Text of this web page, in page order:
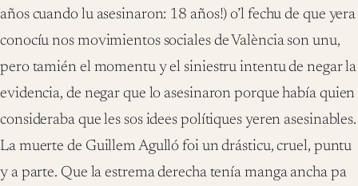
años cuando lu asesinaron: 18 años!) o’l fechu de que yera
conocíu nos movimientos sociales de València son unu,
pero tamién el momentu y el siniestru intentu de negar la
evidencia, de negar que lo asesinaron porque había quien
consideraba que les sos idees polítiques yeren asesinables.
La muerte de Guillem Agulló foi un drásticu, cruel, puntu
y a parte. Que la estrema derecha tenía manga ancha pa